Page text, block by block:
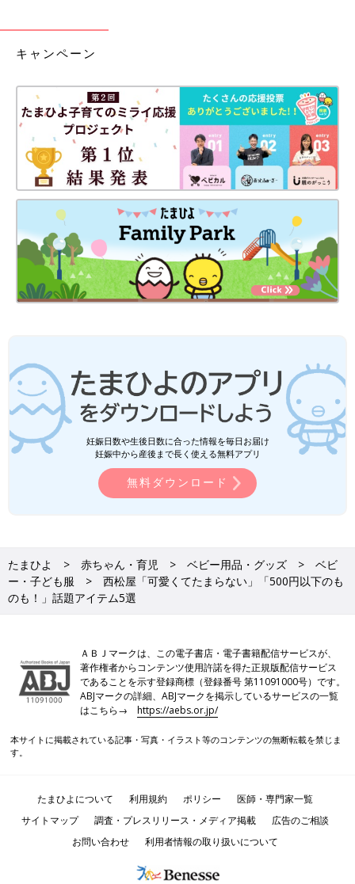
キャンペーン
妊娠日数や生後日数に合った情報を毎日お届け
妊娠中から産後まで長く使える無料アプリ
無料ダウンロード
たまひよ 赤ちゃん・育児 ベビー用品・グッズ
ベビ
ー・子ども服
西松屋「可愛くてたまらない」「500円以下のも
のも！」話題アイテム5選
ＡＢＪマークは、この電子書店・電子書籍配信サービスが、
著作権者からコンテンツ使用許諾を得た正規版配信サービス
であることを示す登録商標（登録番号 第11091000号）です。
ABJマークの詳細、ABJマークを掲示しているサービスの一覧
はこちら→https://aebs.or.jp/
本サイトに掲載されている記事・写真・イラスト等のコンテンツの無断転載を禁じま
す。
たまひよについて 利用規約 ポリシー
医師・専門家一覧
サイトマップ
調査・プレスリリース・メディア掲載
広告のご相談
お問い合わせ
利用者情報の取り扱いについて